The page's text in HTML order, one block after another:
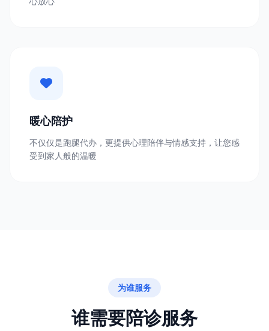
暖心陪护
不仅仅是跑腿代办，更提供心理陪伴与情感支持，让您感
受到家人般的温暖
为谁服务
谁需要陪诊服务